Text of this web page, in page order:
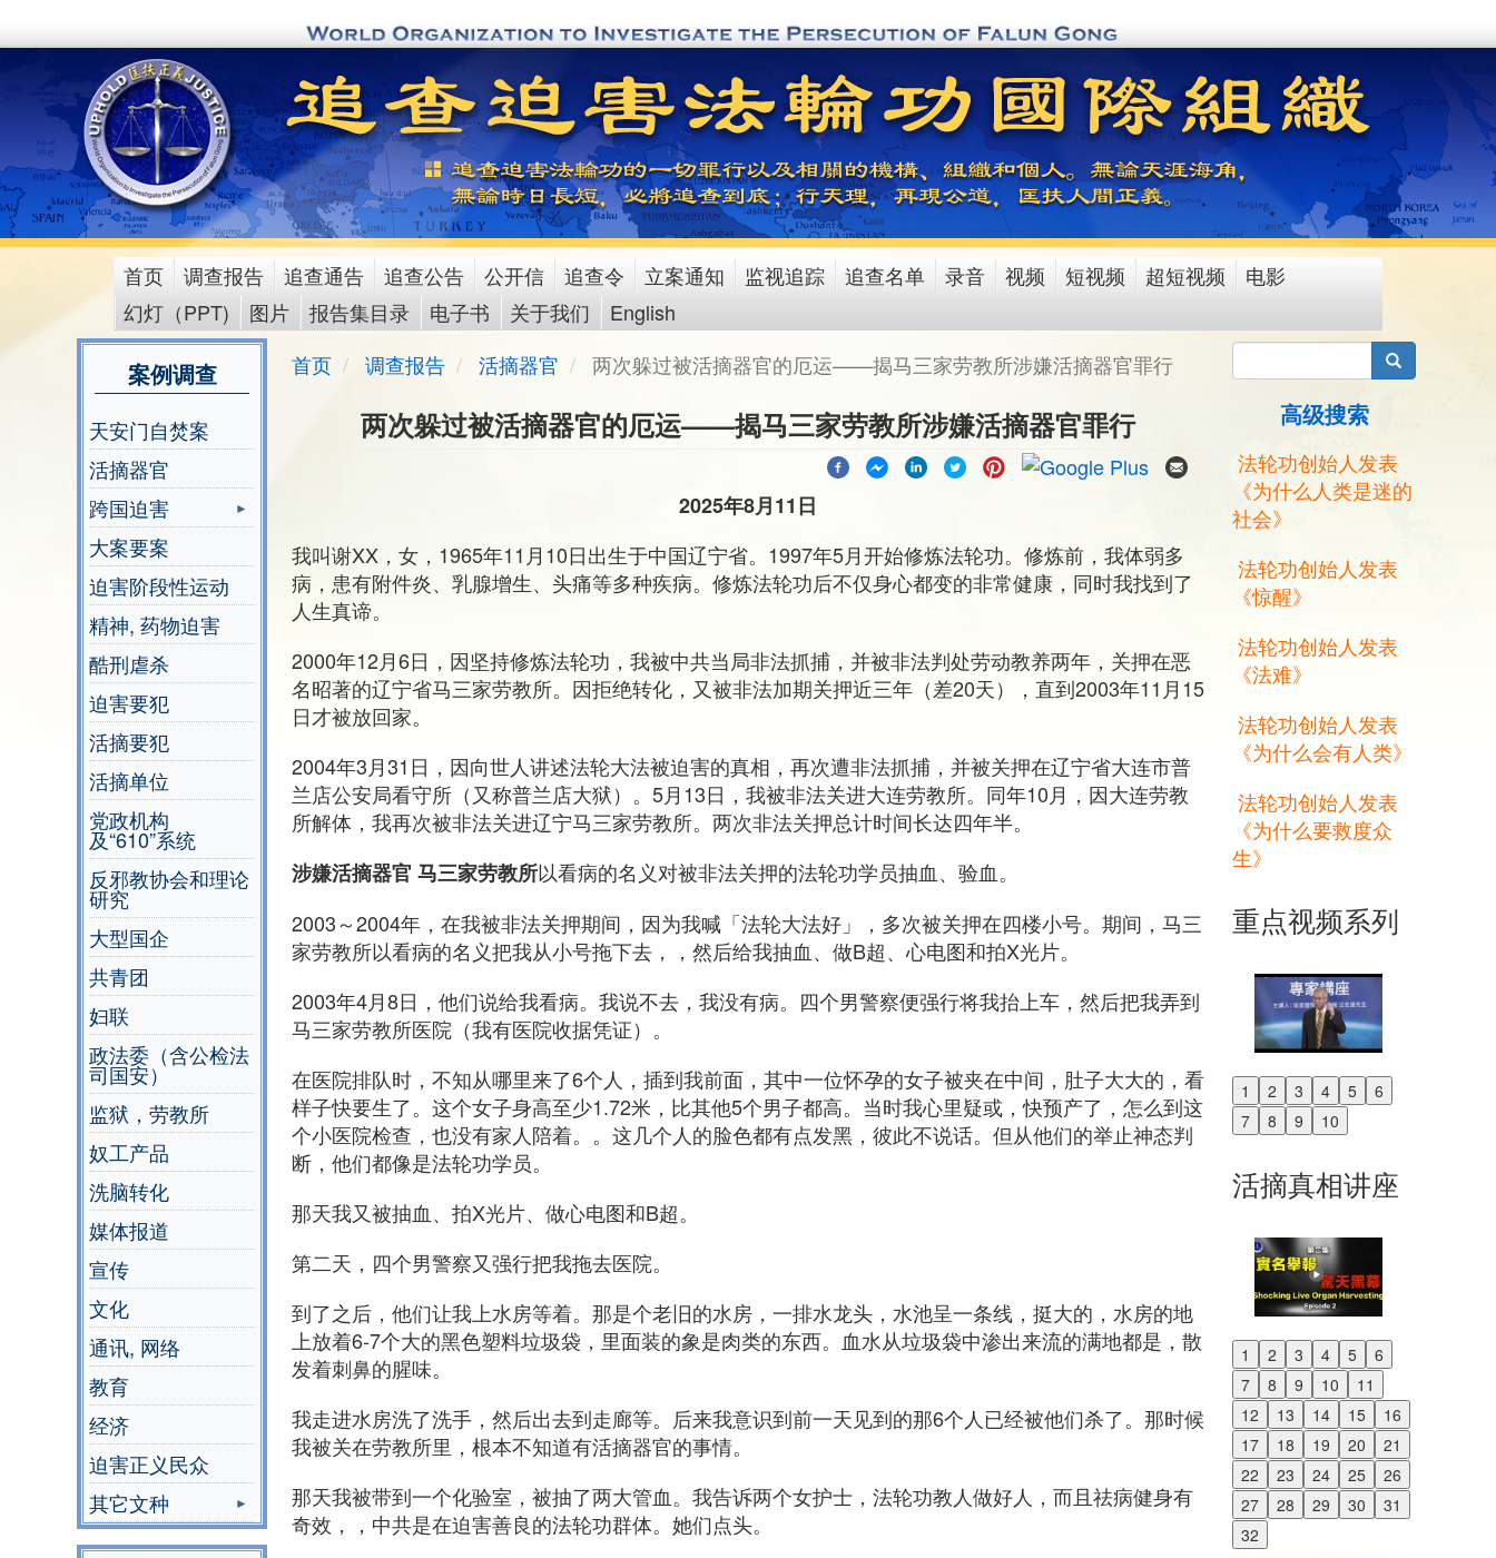
to
content
main
menu
首页 调查报告 追查通告 追查公告 公开信 追查令 立案通知 监视追踪 追查名单 录音 视频 短视频 超短视频
电影
幻灯（PPT)
图片 报告集目录 电子书 关于我们 English
案例调查
天安门自焚案
活摘器官
跨国迫害
大案要案
迫害阶段性运动
精神, 药物迫害
酷刑虐杀
迫害要犯
活摘要犯
活摘单位
党政机构
及“610”系统
反邪教协会和理论
研究
大型国企
共青团
妇联
政法委（含公检法
司国安）
监狱，劳教所
奴工产品
洗脑转化
媒体报道
宣传
文化
通讯, 网络
教育
经济
迫害正义民众
其它文种
首页 调查报告 活摘器官 两次躲过被活摘器官的厄运——揭马三家劳教所涉嫌活摘器官罪行
两次躲过被活摘器官的厄运——揭马三家劳教所涉嫌活摘器官罪行
2025年8月11日
我叫谢XX，女，1965年11月10日出生于中国辽宁省。1997年5月开始修炼法轮功。修炼前，我体弱多
病，患有附件炎、乳腺增生、头痛等多种疾病。修炼法轮功后不仅身心都变的非常健康，同时我找到了
人生真谛。
2000年12月6日，因坚持修炼法轮功，我被中共当局非法抓捕，并被非法判处劳动教养两年，关押在恶
名昭著的辽宁省马三家劳教所。因拒绝转化，又被非法加期关押近三年（差20天），直到2003年11月15
日才被放回家。
2004年3月31日，因向世人讲述法轮大法被迫害的真相，再次遭非法抓捕，并被关押在辽宁省大连市普
兰店公安局看守所（又称普兰店大狱）。5月13日，我被非法关进大连劳教所。同年10月，因大连劳教
所解体，我再次被非法关进辽宁马三家劳教所。两次非法关押总计时间长达四年半。
涉嫌活摘器官 马三家劳教所以看病的名义对被非法关押的法轮功学员抽血、验血。
2003～2004年，在我被非法关押期间，因为我喊「法轮大法好」，多次被关押在四楼小号。期间，马三
家劳教所以看病的名义把我从小号拖下去，，然后给我抽血、做B超、心电图和拍X光片。
2003年4月8日，他们说给我看病。我说不去，我没有病。四个男警察便强行将我抬上车，然后把我弄到
马三家劳教所医院（我有医院收据凭证）。
在医院排队时，不知从哪里来了6个人，插到我前面，其中一位怀孕的女子被夹在中间，肚子大大的，看
样子快要生了。这个女子身高至少1.72米，比其他5个男子都高。当时我心里疑或，快预产了，怎么到这
个小医院检查，也没有家人陪着。。这几个人的脸色都有点发黑，彼此不说话。但从他们的举止神态判
断，他们都像是法轮功学员。
那天我又被抽血、拍X光片、做心电图和B超。
第二天，四个男警察又强行把我拖去医院。
到了之后，他们让我上水房等着。那是个老旧的水房，一排水龙头，水池呈一条线，挺大的，水房的地
上放着6-7个大的黑色塑料垃圾袋，里面装的象是肉类的东西。血水从垃圾袋中渗出来流的满地都是，散
发着刺鼻的腥味。
我走进水房洗了洗手，然后出去到走廊等。后来我意识到前一天见到的那6个人已经被他们杀了。那时候
我被关在劳教所里，根本不知道有活摘器官的事情。
那天我被带到一个化验室，被抽了两大管血。我告诉两个女护士，法轮功教人做好人，而且祛病健身有
奇效，，中共是在迫害善良的法轮功群体。她们点头。
搜索
高级搜索
法轮功创始人发表
《为什么人类是迷的
社会》
法轮功创始人发表
《惊醒》
法轮功创始人发表
《法难》
法轮功创始人发表
《为什么会有人类》
法轮功创始人发表
《为什么要救度众
生》
重点视频系列
1 2 3 4 5
6
7
8 9 10
Previous
Next
活摘真相讲座
1 2 3 4 5
6
7
8 9 10
11
12
13 14 15
16
17
18 19 20
21
22
23 24 25
26
27
28 29 30
31
32
Previous
Next